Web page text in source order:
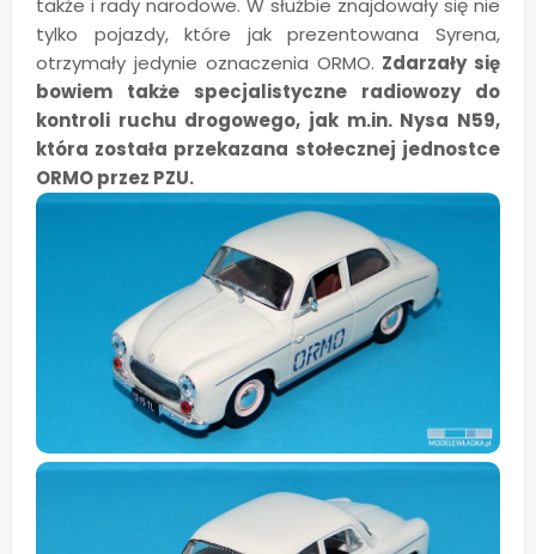
tylko pojazdy, które jak prezentowana Syrena,
otrzymały jedynie oznaczenia ORMO. Zdarzały się
bowiem także specjalistyczne radiowozy do
kontroli ruchu drogowego, jak m.in. Nysa N59,
która została przekazana stołecznej jednostce
ORMO przez PZU.